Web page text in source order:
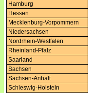
Hamburg
Hessen
Mecklenburg-Vorpommern
Niedersachsen
Nordrhein-Westfalen
Rheinland-Pfalz
Saarland
Sachsen
Sachsen-Anhalt
Schleswig-Holstein